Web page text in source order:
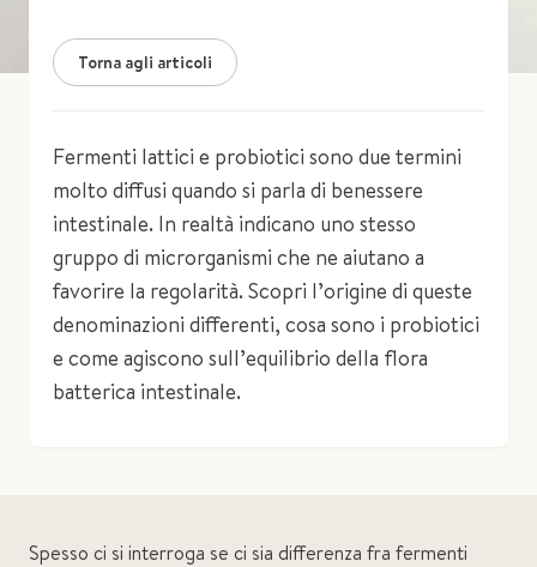
Torna agli articoli
Fermenti lattici e probiotici sono due termini
molto diffusi quando si parla di benessere
intestinale. In realtà indicano uno stesso
gruppo di microrganismi che ne aiutano a
favorire la regolarità. Scopri l’origine di queste
denominazioni differenti, cosa sono i probiotici
e come agiscono sull’equilibrio della flora
batterica intestinale.
Spesso ci si interroga se ci sia differenza fra fermenti